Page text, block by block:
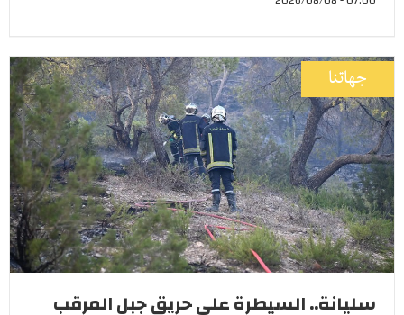
جهاتنا
سليانة.. السيطرة على حريق جبل المرقب